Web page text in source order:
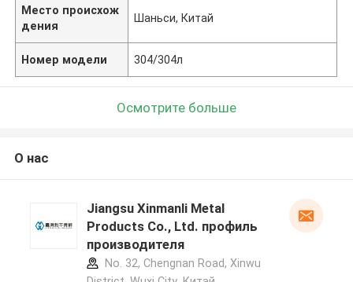
Место происхож
дения
Шаньси, Китай
Номер модели 304/304л
Осмотрите больше
О нас
Jiangsu Xinmanli Metal
Products Co., Ltd. профиль
производителя
No. 32, Chengnan Road, Xinwu